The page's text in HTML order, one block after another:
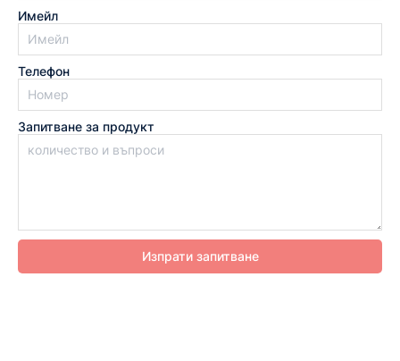
Имейл
Телефон
Запитване за продукт
Изпрати запитване